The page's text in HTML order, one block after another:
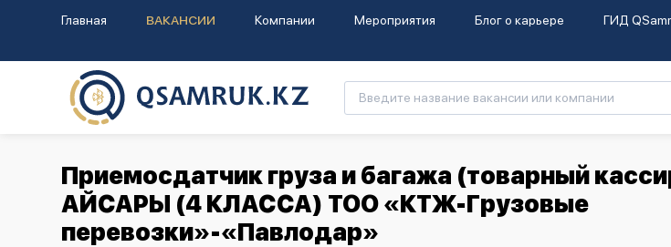
Главная ВАКАНСИИ Компании Мероприятия Блог о карьере ГИД
Приемосдатчик груза и багажа (товарный
АЙСАРЫ (4 КЛАССА) ТОО «КТЖ-Грузовые
перевозки»-«Павлодар»